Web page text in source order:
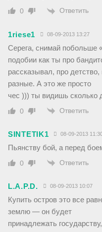
0 Ответить
1riese1 08-09-2013 13:27
Серега, снимай побольше
подобии как ты про
рассказывал, про
разные. А это же просто
чес ))) ты видишь сколько
0 Ответить
SINTETIK1 08-09-2013
Пьянству бой, а перед
0 Ответить
L.A.P.D. 08-09-2013 10:07
Купить остров это все
землю — он будет
принадлежать